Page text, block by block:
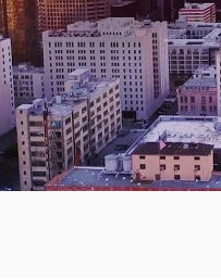
Povolit cookies a